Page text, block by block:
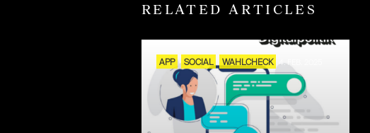
RELATED ARTICLES
APP SOCIAL WAHLCHECK 4. FEB. 2025